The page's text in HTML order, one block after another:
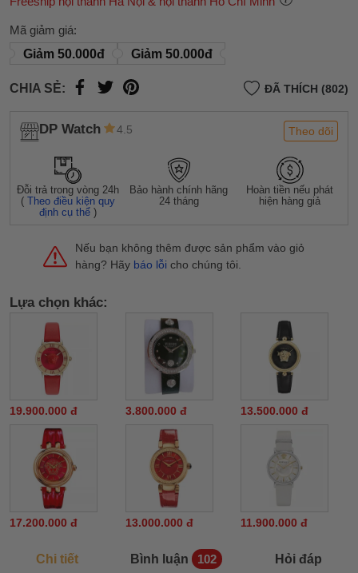
Mã giảm giá:
Giảm 50.000đ
Giảm 50.000đ
CHIA SẺ: ĐÃ THÍCH (802)
DP Watch 4.5 Theo dõi
Đỗi trả trong vòng 24h
(Theo điều kiện quy
định cụ thể )
Bảo hành chính hãng
24 tháng
Hoàn tiền nếu phát
hiện hàng giả
Nếu bạn không thêm được sản phẩm vào giỏ
hàng? Hãy báo lỗi cho chúng tôi.
Lựa chọn khác:
19.900.000 đ 3.800.000 đ 13.500.000 đ
17.200.000 đ 13.000.000 đ 11.900.000 đ
Chi tiết Bình luận 102 Hỏi đáp